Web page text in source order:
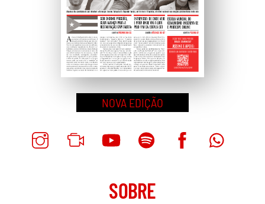
NOVA EDIÇÃO
SOBRE